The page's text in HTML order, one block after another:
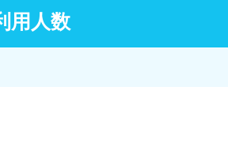
用人数